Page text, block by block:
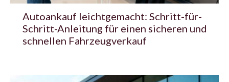
Autoankauf leichtgemacht: Schritt-für-
Schritt-Anleitung für einen sicheren und
schnellen Fahrzeugverkauf